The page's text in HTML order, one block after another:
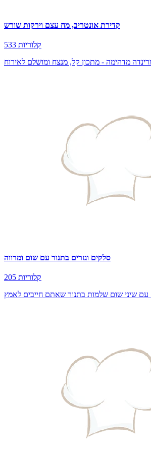
קדירת אונטריב, מח עצם וירקות שורש
533 קלוריות
מדהימה - מתכון קל, מנצח ומושלם לאירוח
סלקים וגזרים בתנור עם שום ומרווה
205 קלוריות
עם שיני שום שלמות בתנור שאתם חייבים לאמץ